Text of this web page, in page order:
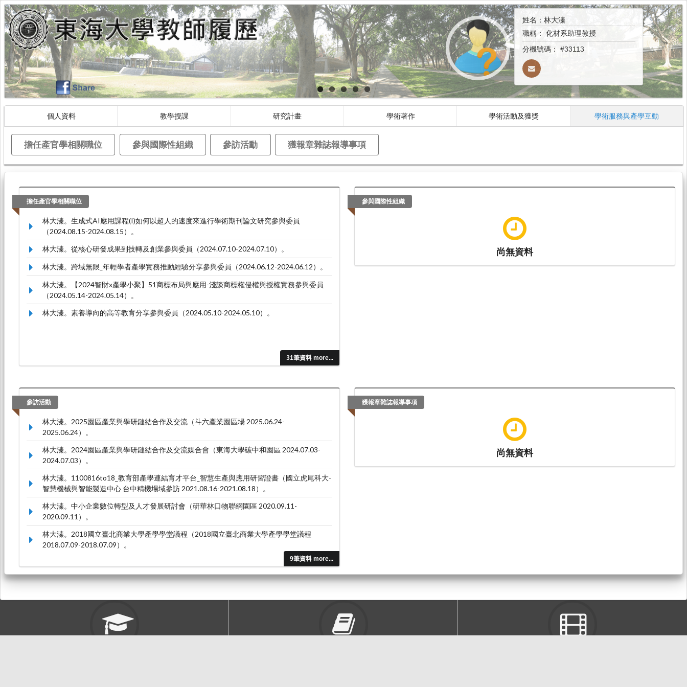
姓名：林大溱
職稱： 化材系助理教授
分機號碼： #33113
個人資料 教學授課 研究計畫 學術著作 學術活動及獲獎 學術服務與產學互動
擔任產官學相關職位 參與國際性組織 參訪活動 獲報章雜誌報導事項
擔任產官學相關職位
31筆資料 more...
林大溱。生成式AI應用課程(I)如何以超人的速度來進行學術期刊論文研究參與委員
（2024.08.15-2024.08.15）。
林大溱。從核心研發成果到技轉及創業參與委員（2024.07.10-2024.07.10）。
林大溱。跨域無限_年輕學者產學實務推動經驗分享參與委員（2024.06.12-2024.06.12）。
林大溱。【2024智財x產學小聚】51商標布局與應用-淺談商標權侵權與授權實務參與委員
（2024.05.14-2024.05.14）。
林大溱。素養導向的高等教育分享參與委員（2024.05.10-2024.05.10）。
參與國際性組織
尚無資料
參訪活動
9筆資料 more...
林大溱。2025園區產業與學研鏈結合作及交流（斗六產業園區場 2025.06.24-
2025.06.24）。
林大溱。2024園區產業與學研鏈結合作及交流媒合會（東海大學碳中和園區 2024.07.03-
2024.07.03）。
林大溱。1100816to18_教育部產學連結育才平台_智慧生產與應用研習證書（國立虎尾科大-
智慧機械與智能製造中心 台中精機場域參訪 2021.08.16-2021.08.18）。
林大溱。中小企業數位轉型及人才發展研討會（研華林口物聯網園區 2020.09.11-
2020.09.11）。
林大溱。2018國立臺北商業大學產學學堂議程（2018國立臺北商業大學產學學堂議程
2018.07.09-2018.07.09）。
獲報章雜誌報導事項
尚無資料